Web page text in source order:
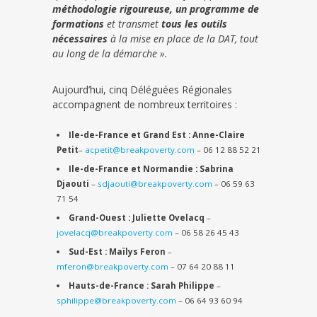
méthodologie rigoureuse, un programme de
formations et transmet tous les outils
nécessaires à la mise en place de la DAT, tout
au long de la démarche ».
Aujourd’hui, cinq Déléguées Régionales
accompagnent de nombreux territoires :
Ile-de-France et Grand Est : Anne-Claire
Petit– acpetit@breakpoverty.com – 06 12 88 52 21
Ile-de-France et Normandie : Sabrina
Djaouti – sdjaouti@breakpoverty.com – 06 59 63
71 54
Grand-Ouest : Juliette Ovelacq –
jovelacq@breakpoverty.com – 06 58 26 45 43
Sud-Est : Maïlys Feron –
mferon@breakpoverty.com – 07 64 20 88 11
Hauts-de-France : Sarah Philippe –
sphilippe@breakpoverty.com – 06 64 93 60 94